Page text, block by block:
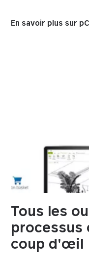
En savoir plus sur
Tous les
processus
coup d'œil